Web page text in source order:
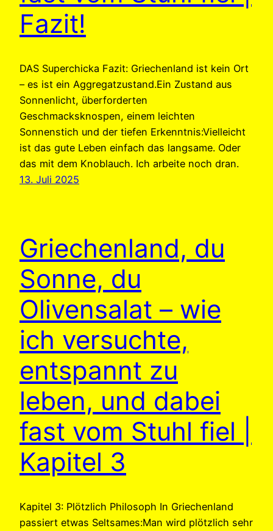
Fazit!
DAS Superchicka Fazit: Griechenland ist kein Ort
– es ist ein Aggregatzustand.Ein Zustand aus
Sonnenlicht, überforderten
Geschmacksknospen, einem leichten
Sonnenstich und der tiefen Erkenntnis:Vielleicht
ist das gute Leben einfach das langsame. Oder
das mit dem Knoblauch. Ich arbeite noch dran.
13. Juli 2025
Griechenland, du
Sonne, du
Olivensalat – wie
ich versuchte,
entspannt zu
leben, und dabei
fast vom Stuhl fiel |
Kapitel 3
Kapitel 3: Plötzlich Philosoph In Griechenland
passiert etwas Seltsames:Man wird plötzlich sehr